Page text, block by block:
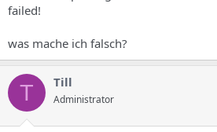
failed!
was mache ich falsch?
T Till
Administrator